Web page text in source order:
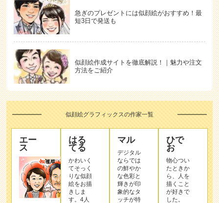
急ぎのプレゼントには似顔絵がおすすめ！最
短3日で発送も
似顔絵作成サイトを徹底解説！｜魅力や注文
方法をご紹介
似顔絵グラフィックスの作家一覧
エー
ス
はる
てる
かわいく
てそっく
りな似顔
絵をお描
きしま
す。4人
マル
デジタル
ならでは
の鮮やか
な色彩と
輝きが印
象的なタ
ッチが特
ひで
お
物心つい
たときか
ら、人を
描くこと
が好きで
した。